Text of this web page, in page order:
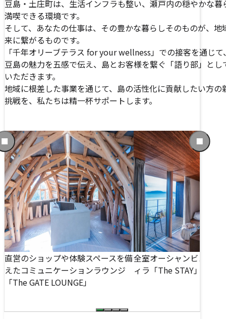
豆島・土庄町は、生活インフラも整い、瀬戸内の穏やかな暮
満喫できる環境です。
そして、あなたの仕事は、その豊かな暮らしそのものが、地
来に繋がるものです。
「千年オリーブテラス for your wellness」での接客を通じて
豆島の魅力を五感で伝え、島とお客様を繋ぐ「語り部」とし
いただきます。
地域に根差した事業を通じて、島の活性化に貢献したい方の
挑戦を、私たちは精一杯サポートします。
前
の
ス
ラ
イ
ド
に
移
動
す
る
次
の
ラ
イ
移
動
す
る
直営のショップや体験スペースを備
えたコミュニケーションラウンジ
「The GATE LOUNGE」
全室オーシャンビューの
ィラ「The STAY」